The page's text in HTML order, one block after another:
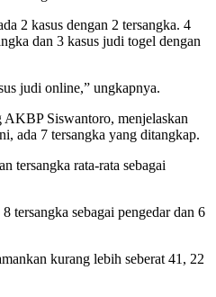
2 kasus dengan 2 tersangka. 4
dan 3 kasus judi togel dengan
judi online,” ungkapnya.
AKBP Siswantoro, menjelaskan
ada 7 tersangka yang ditangkap.
tersangka rata-rata sebagai
tersangka sebagai pengedar dan 6
kurang lebih seberat 41, 22